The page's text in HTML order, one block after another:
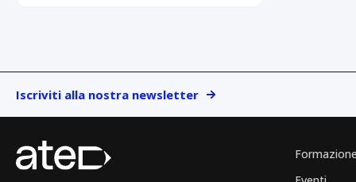
Iscriviti alla nostra newsletter
Formazione